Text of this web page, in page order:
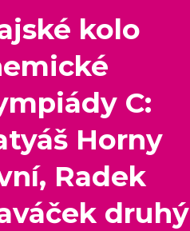
kolo
C:
Horny
Radek
druhý